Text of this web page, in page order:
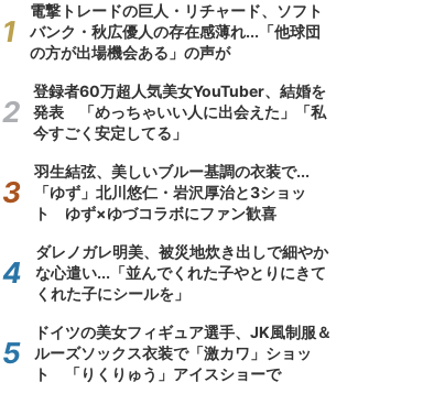
電撃トレードの巨人・リチャード、ソフト
バンク・秋広優人の存在感薄れ...「他球団
の方が出場機会ある」の声が
登録者60万超人気美女YouTuber、結婚を
発表 「めっちゃいい人に出会えた」「私
今すごく安定してる」
羽生結弦、美しいブルー基調の衣装で...
「ゆず」北川悠仁・岩沢厚治と3ショッ
ト ゆず×ゆづコラボにファン歓喜
ダレノガレ明美、被災地炊き出しで細やか
な心遣い...「並んでくれた子やとりにきて
くれた子にシールを」
ドイツの美女フィギュア選手、JK風制服＆
ルーズソックス衣装で「激カワ」ショッ
ト 「りくりゅう」アイスショーで